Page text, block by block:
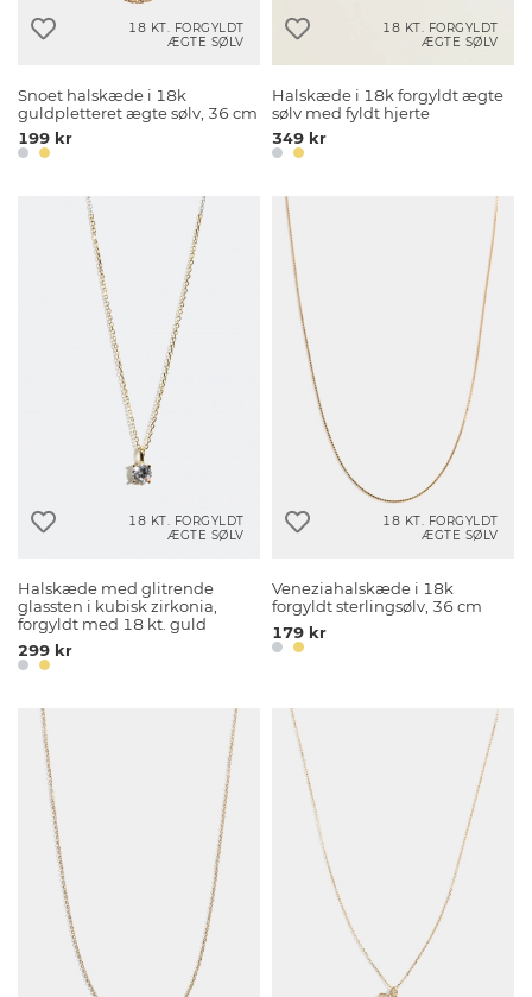
18 KT. FORGYLDT
ÆGTE SØLV
Snoet halskæde i 18k
guldpletteret ægte sølv, 36 cm
199 kr
18 KT. FORGYLDT
ÆGTE SØLV
Halskæde i 18k forgyldt ægte
sølv med fyldt hjerte
349 kr
18 KT. FORGYLDT
ÆGTE SØLV
Halskæde med glitrende
glassten i kubisk zirkonia,
forgyldt med 18 kt. guld
299 kr
18 KT. FORGYLDT
ÆGTE SØLV
Veneziahalskæde i 18k
forgyldt sterlingsølv, 36 cm
179 kr